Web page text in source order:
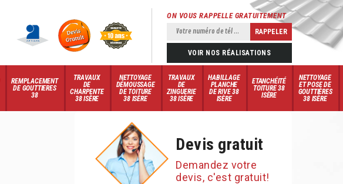
ON VOUS RAPPELLE GRATUITEMENT
VOIR NOS RÉALISATIONS
REMPLACEMENT
DE GOUTTIERES
38
TRAVAUX
DE
CHARPENTE
38 ISÈRE
NETTOYAGE
DÉMOUSSAGE
DE TOITURE
38 ISÈRE
TRAVAUX
DE
ZINGUERIE
38 ISÈRE
HABILLAGE
PLANCHE
DE RIVE 38
ISÈRE
ETANCHÉITÉ
TOITURE 38
ISÈRE
NETTOYAGE
ET POSE DE
GOUTTIÈRES
38 ISÈRE
Devis gratuit
Demandez votre
devis, c'est gratuit!